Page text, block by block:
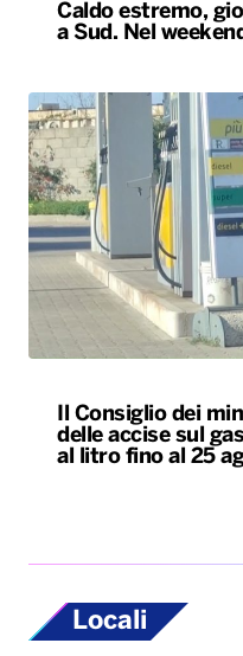
Caldo estremo,
a Sud. Nel
Il Consiglio dei
delle accise sul
al litro fino al 25
Locali